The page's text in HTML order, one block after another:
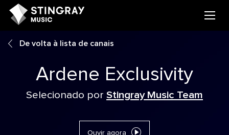
De volta à lista de canais
Ardene Exclusivity
Selecionado por Stingray Music Team
Ouvir agora